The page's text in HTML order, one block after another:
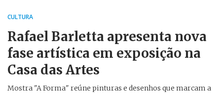
CULTURA
Rafael Barletta apresenta nova
fase artística em exposição na
Casa das Artes
Mostra "A Forma" reúne pinturas e desenhos que marcam a